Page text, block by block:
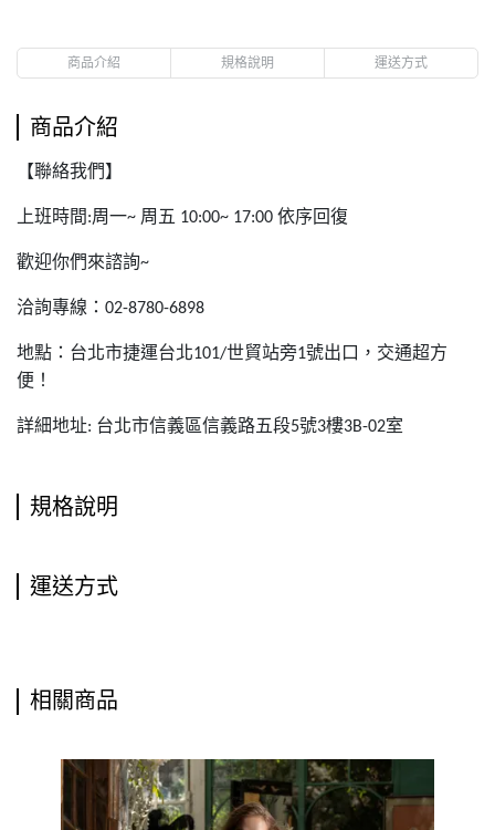
商品介紹 規格說明 運送方式
商品介紹
【聯絡我們】
上班時間:周一~ 周五 10:00~ 17:00 依序回復
歡迎你們來諮詢~
洽詢專線： 02-8780-6898
地點：台北市捷運台北101/世貿站旁1號出口，交通超方
便！
詳細地址: 台北市信義區信義路五段5號3樓3B-02室
規格說明
運送方式
相關商品